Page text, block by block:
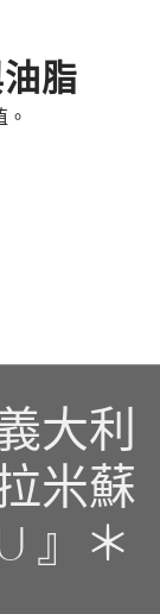
脂
大利
米蘇
』＊